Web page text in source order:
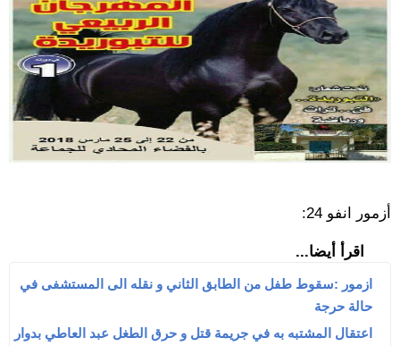
أزمور انفو 24:
اقرأ أيضا...
ازمور :سقوط طفل من الطابق الثاني و نقله الى المستشفى في
حالة حرجة
اعتقال المشتبه به في جريمة قتل و حرق الطغل عبد العاطي بدوار